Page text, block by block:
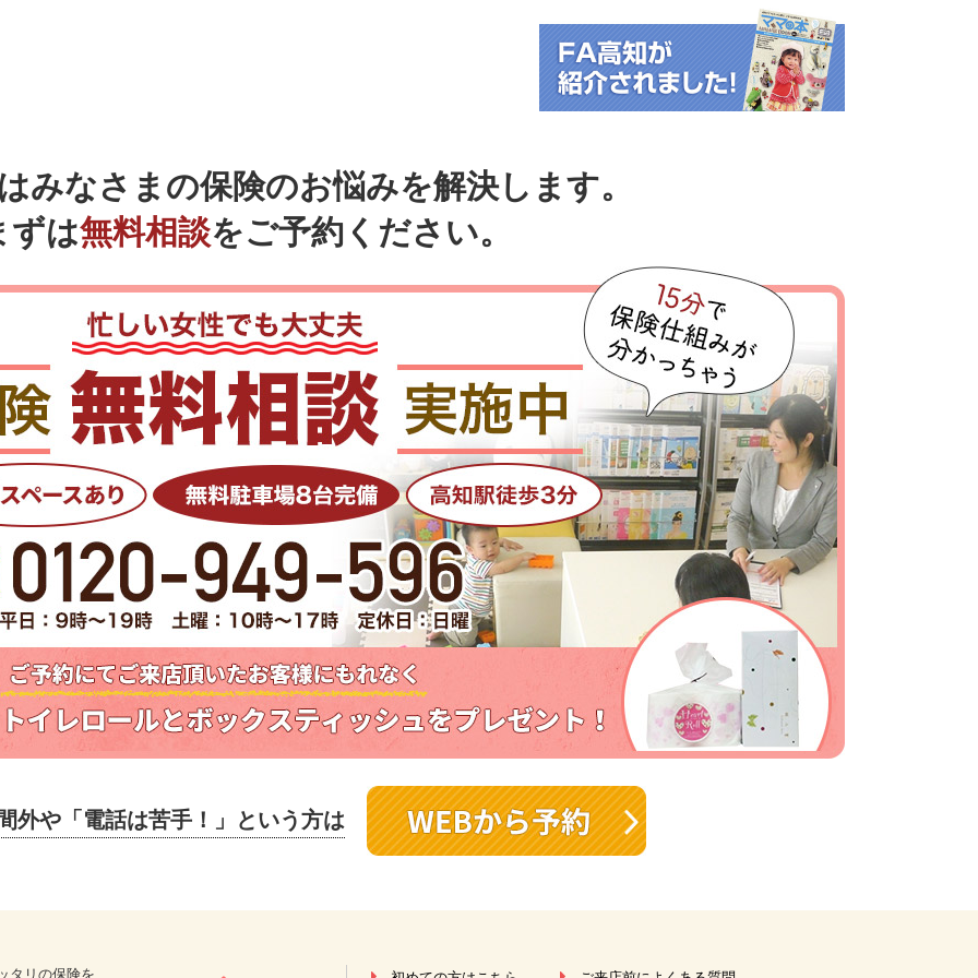
みなさまの保険のお悩みを解決します。
ずは無料相談をご予約ください。
外や 「電話は苦手！」という方は
タリの保険を